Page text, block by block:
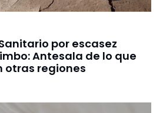
por escasez
Antesala de lo que
otras regiones